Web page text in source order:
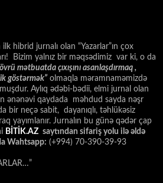
hibrid jurnalı olan “Yazarlar”ın çox
Bizim yalnız bir məqsədimiz var ki, o da
mәtbuatda çıxışını asanlaşdırmaq ,
göstәrmәk” olmaqla məramnaməmizdə
Aylıq ədəbi-bədii, elmi jurnal olan
ənənəvi qaydada məhdud sayda nəşr
bir neçə sabit, dayanıqlı, təhlükəsiz
yayımlanır. Jurnalın bu günə qədər çap
BİTİK.AZ saytından sifariş yolu ilə əldə
Wahtsapp: (+994) 70-390-39-93